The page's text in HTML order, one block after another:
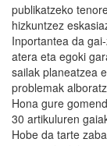
publikatzeko
hizkuntzez
Inportantea da
atera eta egoki
sailak planeatzea
problemak
Hona gure
30 artikuluren
Hobe da tarte